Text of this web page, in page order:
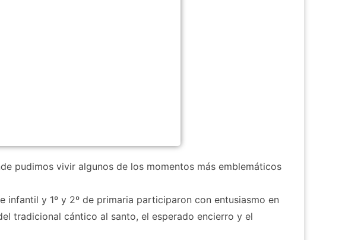
pudimos vivir algunos de los momentos más emblemáticos
y 1º y 2º de primaria participaron con entusiasmo en
tradicional cántico al santo, el esperado encierro y el